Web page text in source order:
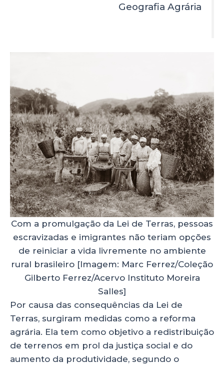
Geografia Agrária
Com a promulgação da Lei de Terras, pessoas
escravizadas e imigrantes não teriam opções
de reiniciar a vida livremente no ambiente
rural brasileiro [Imagem: Marc Ferrez/Coleção
Gilberto Ferrez/Acervo Instituto Moreira
Salles]
Por causa das consequências da Lei de
Terras, surgiram medidas como a reforma
agrária. Ela tem como objetivo a redistribuição
de terrenos em prol da justiça social e do
aumento da produtividade, segundo o